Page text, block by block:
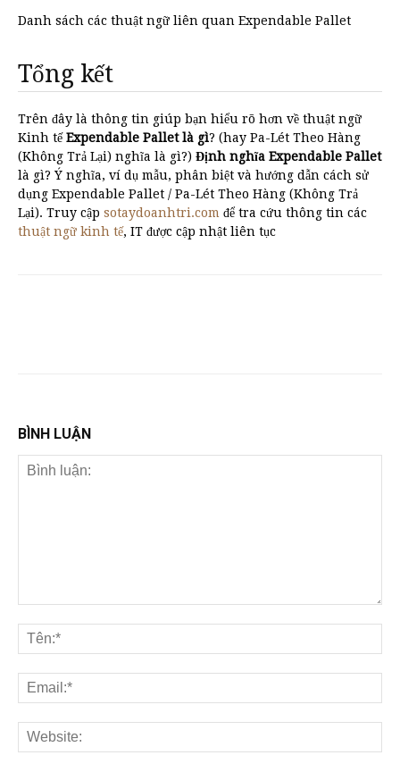
Danh sách các thuật ngữ liên quan Expendable Pallet
Tổng kết
Trên đây là thông tin giúp bạn hiểu rõ hơn về thuật ngữ
Kinh tếExpendable Pallet là gì? (hay Pa-Lét Theo Hàng
(Không Trả Lại) nghĩa là gì?) Định nghĩa Expendable Pallet
là gì? Ý nghĩa, ví dụ mẫu, phân biệt và hướng dẫn cách sử
dụng Expendable Pallet / Pa-Lét Theo Hàng (Không Trả
Lại). Truy cập sotaydoanhtri.com để tra cứu thông tin các
thuật ngữ kinh tế, IT được cập nhật liên tục
BÌNH LUẬN